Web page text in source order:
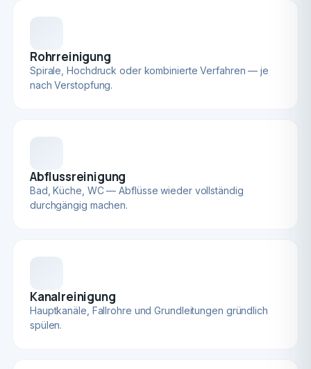
Rohrreinigung
Spirale, Hochdruck oder kombinierte Verfahren — je
nach Verstopfung.
Abflussreinigung
Bad, Küche, WC — Abflüsse wieder vollständig
durchgängig machen.
Kanalreinigung
Hauptkanäle, Fallrohre und Grundleitungen gründlich
spülen.